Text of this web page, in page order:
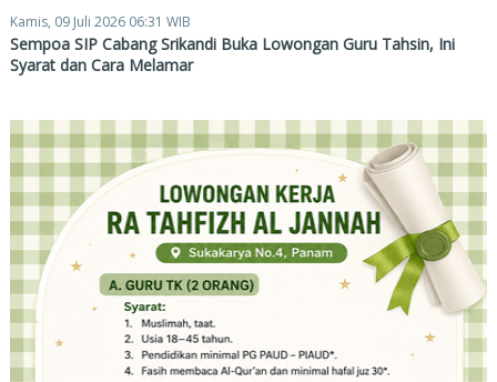
Kamis, 09 Juli 2026 06:31 WIB
Sempoa SIP Cabang Srikandi Buka Lowongan Guru Tahsin, Ini
Syarat dan Cara Melamar